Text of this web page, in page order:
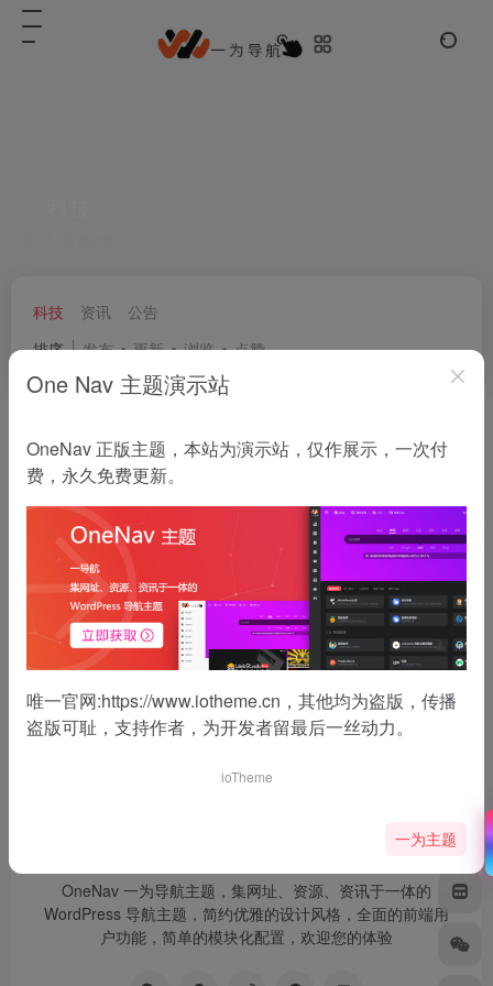
科技 资讯
公告
排序
发布 更新 浏览 点赞
7年前 3.5K
没有了
OneNav 一为导航主题，集网址、资源、资讯于一体的
WordPress 导航主题，简约优雅的设计风格，全面的前端用
户功能，简单的模块化配置，欢迎您的体验
One Nav 主题演示站
OneNav 正版主题，本站为演示站，仅作展示，一次付
费，永久免费更新。
唯一官网:https://www.iotheme.cn ，其他均为盗版，传播
盗版可耻，支持作者，为开发者留最后一丝动力。
ioTheme
一为主题